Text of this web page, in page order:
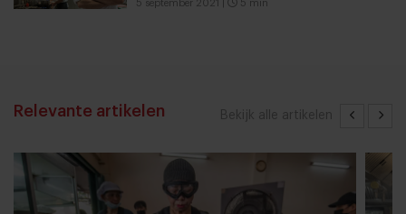
5 september 2021 5 min
Bekijk alle artikelen
Relevante artikelen